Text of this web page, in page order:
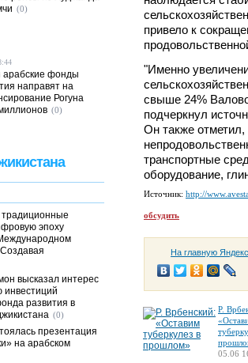
привело к
"Именно
свыше 24%
подчеркнул
Он также отметил,
транспортные
оборудование,
Источник: http://
обсудить
На главную
Р.
05.06
(0)
арабские фонды
направят на
Рогуна
(0)
традиционные
эпоху
высказал интерес
развития в
(0)
презентация
на арабском